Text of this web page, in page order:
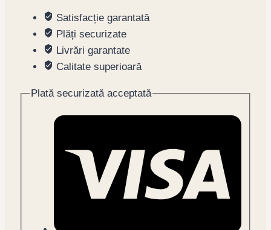
Satisfacție garantată
Plăți securizate
Livrări garantate
Calitate superioară
Plată securizată acceptată